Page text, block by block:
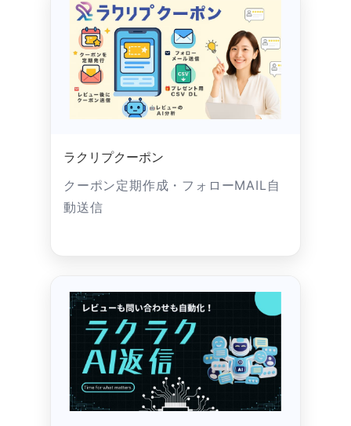
ラクリプクーポン
クーポン定期作成・フォローMAIL自
動送信